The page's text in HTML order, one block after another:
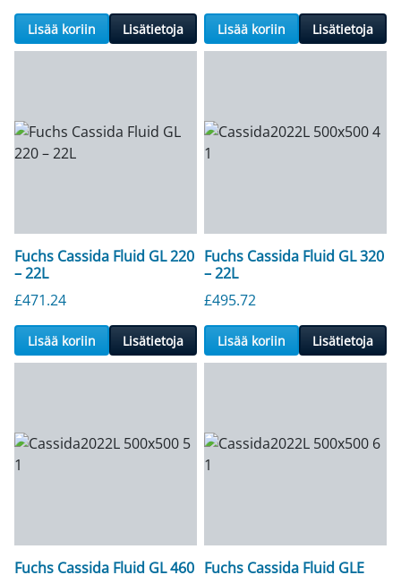
Lisää koriin Lisätietoja Lisää koriin Lisätietoja
Fuchs Cassida Fluid GL 220
– 22L
£471.24
Lisää koriin Lisätietoja
Fuchs Cassida Fluid GL 320
– 22L
£495.72
Lisää koriin Lisätietoja
Fuchs Cassida Fluid GL 460 Fuchs Cassida Fluid GLE